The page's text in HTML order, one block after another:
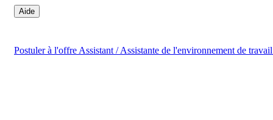
Aide
Postulerà l'offre Assistant / Assistante de l'environnement de